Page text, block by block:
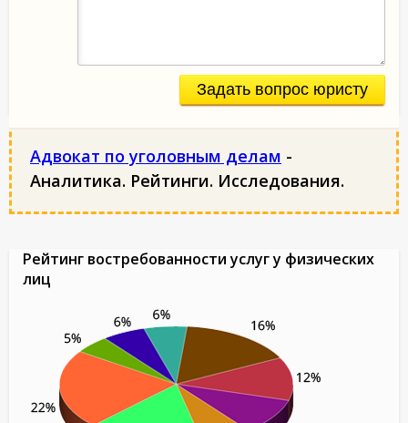
Задать вопрос юристу
Адвокат по уголовным делам -
Аналитика. Рейтинги. Исследования.
Рейтинг востребованности услуг у физических
лиц